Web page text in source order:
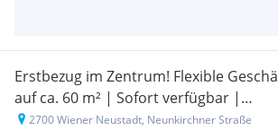
Erstbezug im Zentrum! Flexible
auf ca. 60 m² | Sofort verfügbar |
Parkplatzanmietung möglich
2700 Wiener Neustadt, Neunkirchner Straße